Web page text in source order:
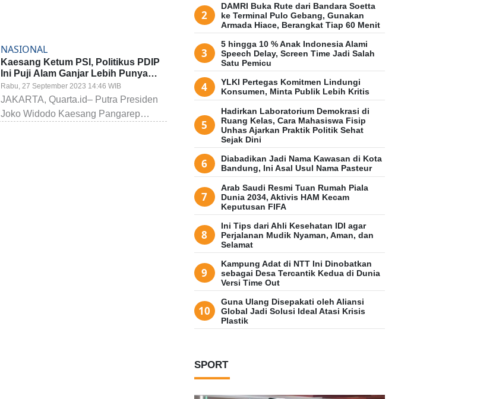
NASIONAL
Kaesang Ketum PSI, Politikus PDIP
Ini Puji Alam Ganjar Lebih Punya
Kecerdasan dan Militansi
Rabu, 27 September 2023 14:46 WIB
JAKARTA, Quarta.id– Putra Presiden
Joko Widodo Kaesang Pangarep…
DAMRI Buka Rute dari Bandara Soetta
ke Terminal Pulo Gebang, Gunakan
Armada Hiace, Berangkat Tiap 60 Menit
5 hingga 10 % Anak Indonesia Alami
Speech Delay, Screen Time Jadi Salah
Satu Pemicu
YLKI Pertegas Komitmen Lindungi
Konsumen, Minta Publik Lebih Kritis
Hadirkan Laboratorium Demokrasi di
Ruang Kelas, Cara Mahasiswa Fisip
Unhas Ajarkan Praktik Politik Sehat
Sejak Dini
Diabadikan Jadi Nama Kawasan di Kota
Bandung, Ini Asal Usul Nama Pasteur
Arab Saudi Resmi Tuan Rumah Piala
Dunia 2034, Aktivis HAM Kecam
Keputusan FIFA
Ini Tips dari Ahli Kesehatan IDI agar
Perjalanan Mudik Nyaman, Aman, dan
Selamat
Kampung Adat di NTT Ini Dinobatkan
sebagai Desa Tercantik Kedua di Dunia
Versi Time Out
Guna Ulang Disepakati oleh Aliansi
Global Jadi Solusi Ideal Atasi Krisis
Plastik
SPORT